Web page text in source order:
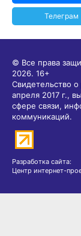
Телеграм
© Все права
2026. 16+
Свидетельство
апреля 2017 г.,
сфере связи,
коммуникаций.
Разработка сайта:
Центр интернет-